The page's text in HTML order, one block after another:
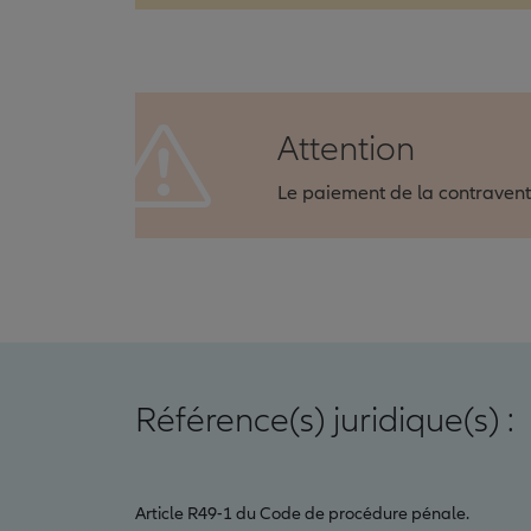
Attention
Le paiement de la
Référence(s) juridique(s) :
Article R49-1 du Code de procédure pénale.